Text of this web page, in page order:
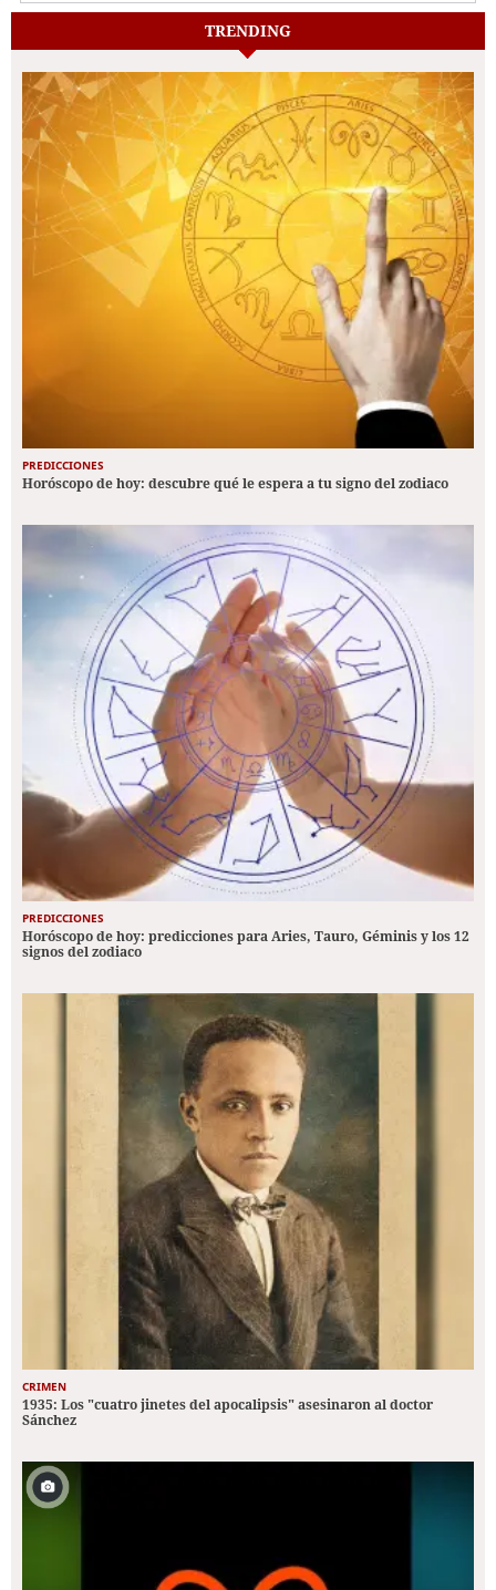
TRENDING
PREDICCIONES
Horóscopo de hoy: descubre qué le espera a tu signo del zodiaco
PREDICCIONES
Horóscopo de hoy: predicciones para Aries, Tauro, Géminis y los 12
signos del zodiaco
CRIMEN
1935: Los "cuatro jinetes del apocalipsis" asesinaron al doctor
Sánchez